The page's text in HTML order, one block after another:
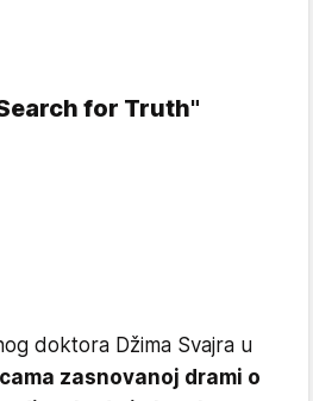
for Truth"
doktora Džima Svajra u
zasnovanoj drami o